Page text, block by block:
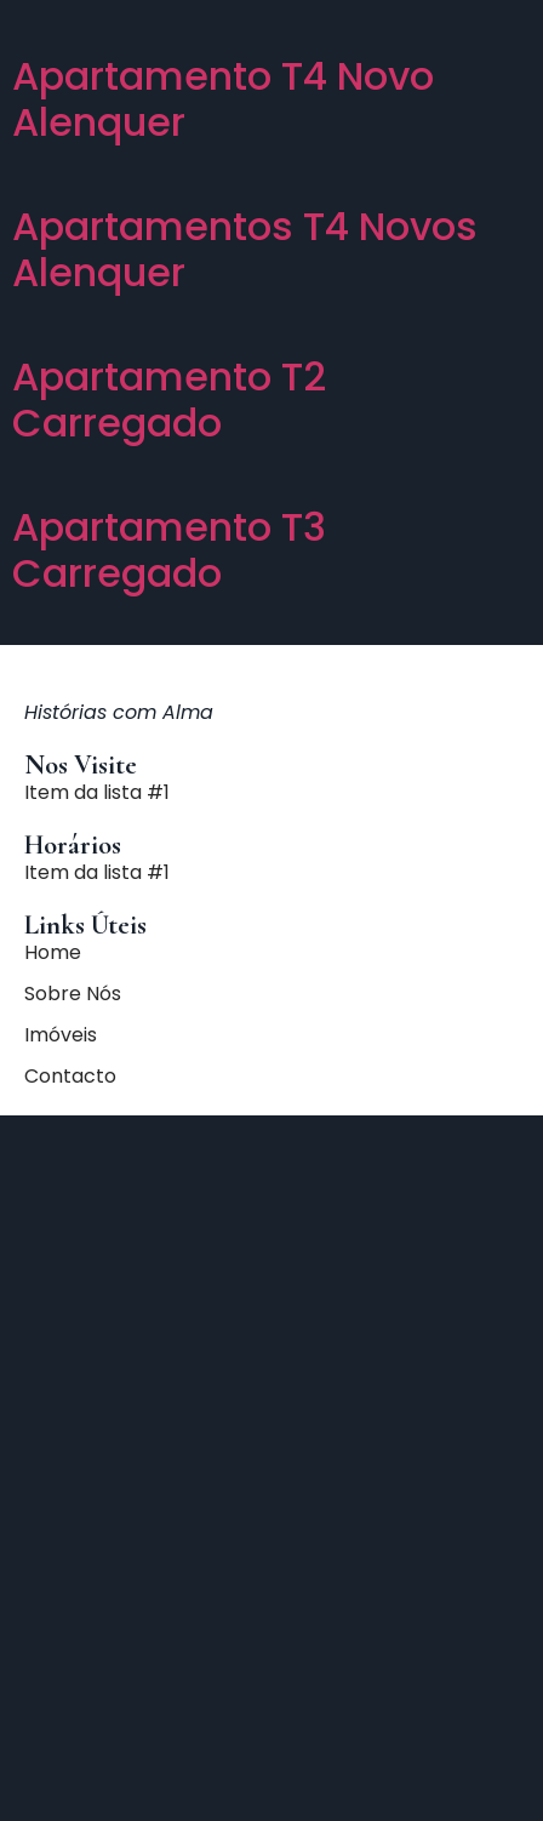
Apartamento T4 Novo
Alenquer
Apartamentos T4 Novos
Alenquer
Apartamento T2
Carregado
Apartamento T3
Carregado
Histórias com Alma
Nos Visite
Item da lista #1
Horários
Item da lista #1
Links Úteis
Home
Sobre Nós
Imóveis
Contacto